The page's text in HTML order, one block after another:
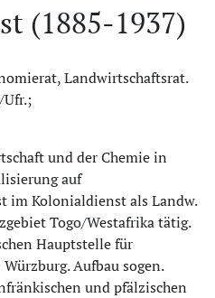
(1885-1937)
Landwirtschaftsrat.
und der Chemie in
auf
im Kolonialdienst als Landw.
Togo/Westafrika tätig.
Hauptstelle für
Aufbau sogen.
und pfälzischen